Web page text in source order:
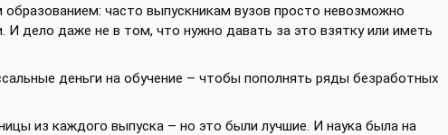
часто выпускникам вузов просто невозможно
И дело даже не в том, что нужно давать за это взятку или иметь
деньги на обучение – чтобы пополнять ряды безработных
из каждого выпуска – но это были лучшие. И наука была на